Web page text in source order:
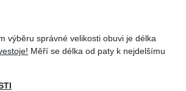
výběru správné velikosti obuvi je délka
Měří se délka od paty k nejdelšímu